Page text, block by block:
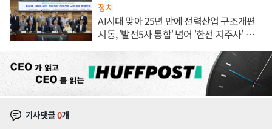
정치
AI시대 맞아 25년 만에 전력산업 구조개편
시동, '발전5사 통합' 넘어 '한전 지주사' 재편
기사댓글0개